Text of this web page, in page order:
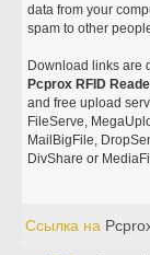
data from your
spam to other
Download links are
Pcprox RFID
and free upload
FileServe,
MailBigFile,
DivShare or
Ссылка на